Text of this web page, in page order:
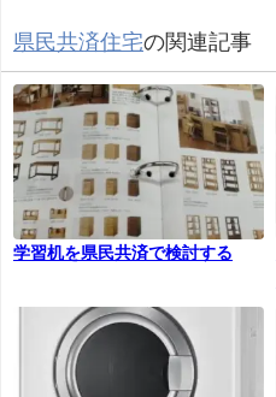
県民共済住宅の関連記事
学習机を県民共済で検討する